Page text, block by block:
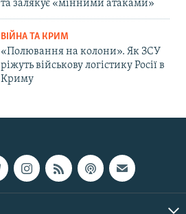
та залякує «мінними атаками»
ВІЙНА ТА КРИМ
«Полювання на колони». Як ЗСУ
ріжуть військову логістику Росії в
Криму